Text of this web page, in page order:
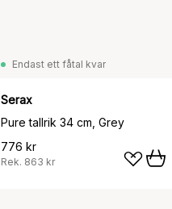
Endast ett fåtal kvar
Serax
Pure tallrik 34 cm, Grey
776 kr
Rek. 863 kr